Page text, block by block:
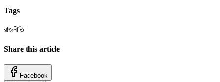
Tags
রাজনীতি
Share this article
Facebook